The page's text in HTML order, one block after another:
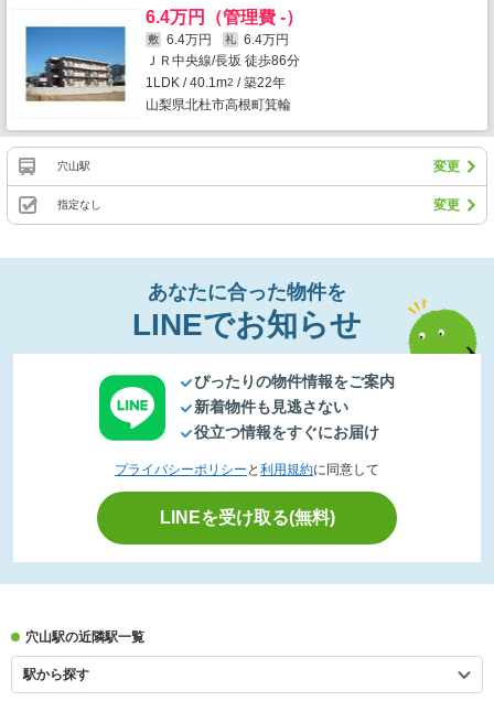
6.4万円（管理費 -）
敷 6.4万円 礼
6.4万円
ＪＲ中央線/長坂 徒歩86分
1LDK / 40.1m2 / 築22年
山梨県北杜市高根町箕輪
穴山駅 変更
指定なし 変更
あなたに合った物件を
LINEでお知らせ
ぴったりの物件情報をご案内
新着物件も見逃さない
役立つ情報をすぐにお届け
プライバシーポリシー と 利用規約に同意して
LINEを受け取る(無料)
穴山駅の近隣駅一覧
駅から探す